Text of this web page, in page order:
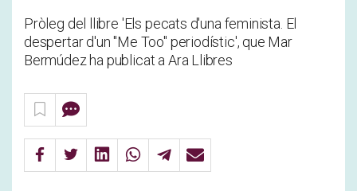
Pròleg del llibre 'Els pecats d'una feminista. El
despertar d'un "Me Too" periodístic', que Mar
Bermúdez ha publicat a Ara Llibres